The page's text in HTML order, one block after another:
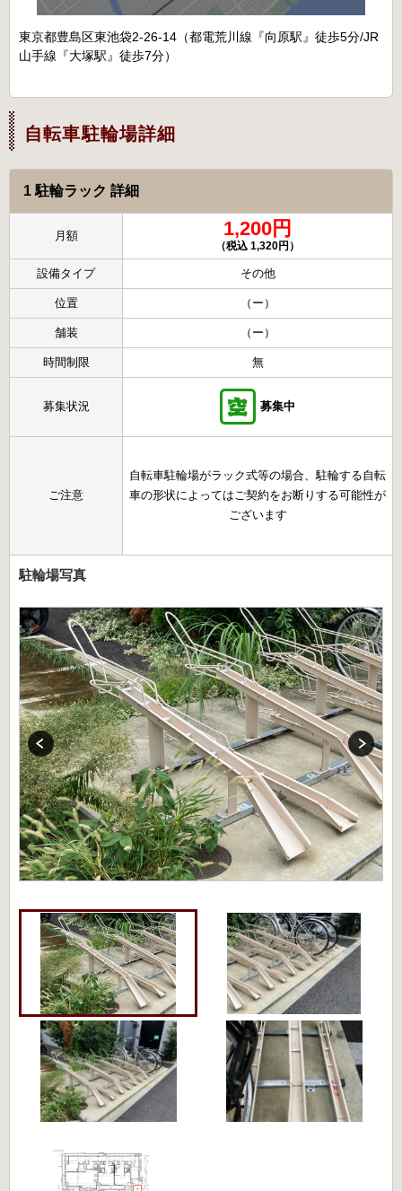
東京都豊島区東池袋2-26-14（都電荒川線『向原駅』徒歩5分/JR
山手線『大塚駅』徒歩7分）
自転車駐輪場詳細
1 駐輪ラック 詳細
月額 1,200円
（税込 1,320円）
設備タイプ その他
位置 （ー）
舗装 （ー）
時間制限 無
募集状況 募集中
ご注意
自転車駐輪場がラック式等の場合、駐輪する自転
車の形状によってはご契約をお断りする可能性が
ございます
駐輪場写真